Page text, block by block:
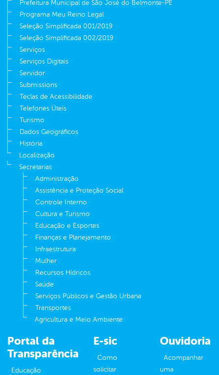
Prefeitura Municipal de São José do Belmonte-PE
Programa Meu Reino Legal
Seleção Simplificada 001/2019
Seleção Simplificada 002/2019
Serviços
Serviços Digitais
Servidor
Submissions
Teclas de Acessibilidade
Telefones Úteis
Turismo
Dados Geográficos
História
Localização
Secretarias
Administração
Assistência e Proteção Social
Controle Interno
Cultura e Turismo
Educação e Esportes
Finanças e Planejamento
Infraestrutura
Mulher
Recursos Hídricos
Saúde
Serviços Públicos e Gestão Urbana
Transportes
Agricultura e Meio Ambiente
Portal da
Transparência
Educação
E-sic
Como
solicitar
Ouvidoria
Acompanhar
uma